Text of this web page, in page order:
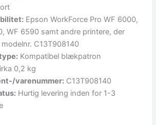
Epson WorkForce Pro WF 6000,
WF 6590 samt andre printere, der
C13T908140
Kompatibel blækpatron
0,2 kg
varenummer: C13T908140
Hurtig levering inden for 1-3